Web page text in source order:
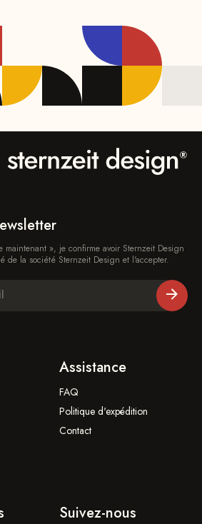
», je confirme avoir Sternzeit Design
de la société Sternzeit Design et l'accepter.
Assistance
FAQ
Politique d'expédition
Contact
Suivez-nous